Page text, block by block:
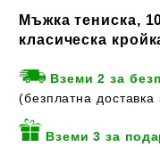
Мъжка тениска,
класическа
Вземи 2 за
(безплатна
Вземи 3 за